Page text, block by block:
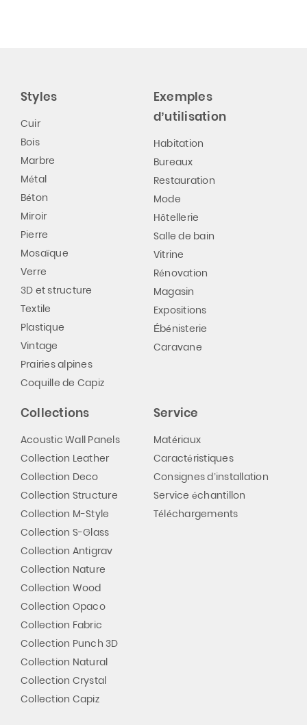
Styles
Cuir
Bois
Marbre
Métal
Béton
Miroir
Pierre
Mosaïque
Verre
3D et structure
Textile
Plastique
Vintage
Prairies alpines
Coquille de Capiz
Exemples
d’utilisation
Habitation
Bureaux
Restauration
Mode
Hôtellerie
Salle de bain
Vitrine
Rénovation
Magasin
Expositions
Ébénisterie
Caravane
Collections
Acoustic Wall Panels
Collection Leather
Collection Deco
Collection Structure
Collection M-Style
Collection S-Glass
Collection Antigrav
Collection Nature
Collection Wood
Collection Opaco
Collection Fabric
Collection Punch 3D
Collection Natural
Collection Crystal
Collection Capiz
Service
Matériaux
Caractéristiques
Consignes d’installation
Service échantillon
Téléchargements